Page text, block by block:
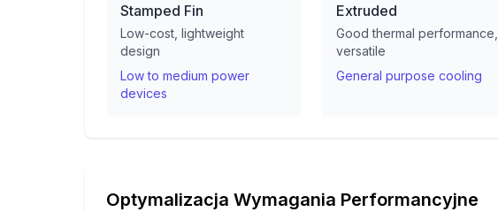
Stamped Fin
Low-cost, lightweight
design
Low to medium power
devices
Extruded
Good thermal performance,
versatile
General purpose cooling
Optymalizacja Wymagania Performancyjne